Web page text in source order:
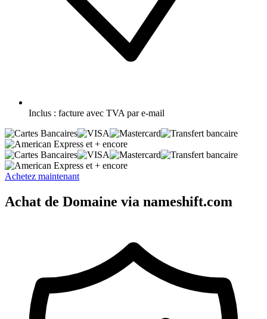
Inclus : facture avec TVA par e-mail
et + encore
et + encore
Achetez maintenant
Achat de Domaine via nameshift.com